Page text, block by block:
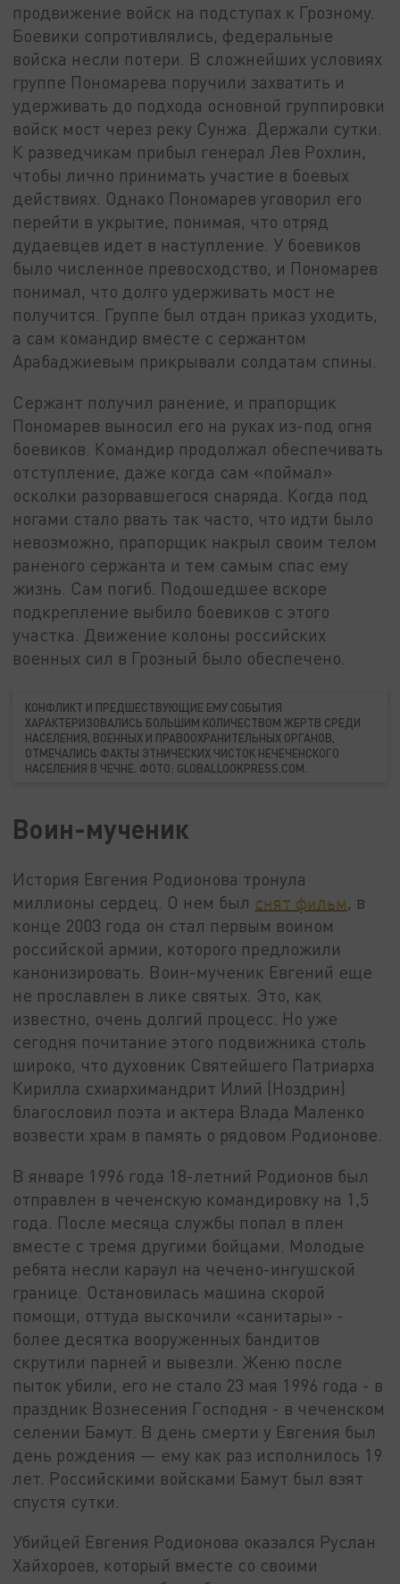
продвижение войск на подступах к Грозному.
Боевики сопротивлялись, федеральные
войска несли потери. В сложнейших условиях
группе Пономарева поручили захватить и
удерживать до подхода основной группировки
войск мост через реку Сунжа. Держали сутки.
К разведчикам прибыл генерал Лев Рохлин,
чтобы лично принимать участие в боевых
действиях. Однако Пономарев уговорил его
перейти в укрытие, понимая, что отряд
дудаевцев идет в наступление. У боевиков
было численное превосходство, и Пономарев
понимал, что долго удерживать мост не
получится. Группе был отдан приказ уходить,
а сам командир вместе с сержантом
Арабаджиевым прикрывали солдатам спины.
Сержант получил ранение, и прапорщик
Пономарев выносил его на руках из-под огня
боевиков. Командир продолжал обеспечивать
отступление, даже когда сам «поймал»
осколки разорвавшегося снаряда. Когда под
ногами стало рвать так часто, что идти было
невозможно, прапорщик накрыл своим телом
раненого сержанта и тем самым спас ему
жизнь. Сам погиб. Подошедшее вскоре
подкрепление выбило боевиков с этого
участка. Движение колоны российских
военных сил в Грозный было обеспечено.
КОНФЛИКТ И ПРЕДШЕСТВУЮЩИЕ ЕМУ СОБЫТИЯ
ХАРАКТЕРИЗОВАЛИСЬ БОЛЬШИМ КОЛИЧЕСТВОМ ЖЕРТВ СРЕДИ
НАСЕЛЕНИЯ, ВОЕННЫХ И ПРАВООХРАНИТЕЛЬНЫХ ОРГАНОВ,
ОТМЕЧАЛИСЬ ФАКТЫ ЭТНИЧЕСКИХ ЧИСТОК НЕЧЕЧЕНСКОГО
НАСЕЛЕНИЯ В ЧЕЧНЕ. ФОТО: GLOBALLOOKPRESS.COM.
Воин-мученик
История Евгения Родионова тронула
миллионы сердец. О нем был снят фильм, в
конце 2003 года он стал первым воином
российской армии, которого предложили
канонизировать. Воин-мученик Евгений еще
не прославлен в лике святых. Это, как
известно, очень долгий процесс. Но уже
сегодня почитание этого подвижника столь
широко, что духовник Святейшего Патриарха
Кирилла схиархимандрит Илий (Ноздрин)
благословил поэта и актера Влада Маленко
возвести храм в память о рядовом Родионове.
В январе 1996 года 18-летний Родионов был
отправлен в чеченскую командировку на 1,5
года. После месяца службы попал в плен
вместе с тремя другими бойцами. Молодые
ребята несли караул на чечено-ингушской
границе. Остановилась машина скорой
помощи, оттуда выскочили «санитары» -
более десятка вооруженных бандитов
скрутили парней и вывезли. Женю после
пыток убили, его не стало 23 мая 1996 года - в
праздник Вознесения Господня - в чеченском
селении Бамут. В день смерти у Евгения был
день рождения — ему как раз исполнилось 19
лет. Российскими войсками Бамут был взят
спустя сутки.
Убийцей Евгения Родионова оказался Руслан
Хайхороев, который вместе со своими